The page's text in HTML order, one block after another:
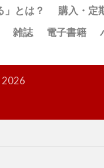
」とは？ 購入・定
雑誌 電子書籍
2026
検索